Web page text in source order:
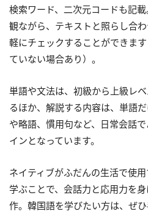
検索ワード、二次元コードも記載
観ながら、 テキストと照らし合
軽にチェックする ことができます
ていない場合あり）。
単語や文法は、初級から上級レ
るほか、解説する内容は、単語
や略語、慣用句など、日常会話
インとなっています。
ネイティブがふだんの生活で使
学ぶことで、会話力と応用力を
作。韓国語を学びたい方は、ぜ